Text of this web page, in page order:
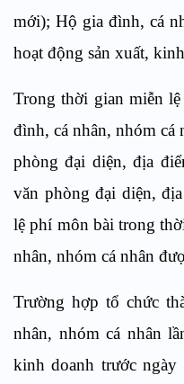
mới); Hộ gia đình, cá
hoạt động sản xuất,
Trong thời gian miễn
đình, cá nhân, nhóm cá
phòng đại diện, địa
văn phòng đại diện,
lệ phí môn bài trong
nhân, nhóm cá nhân
Trường hợp tổ chức
nhân, nhóm cá nhân
kinh doanh trước